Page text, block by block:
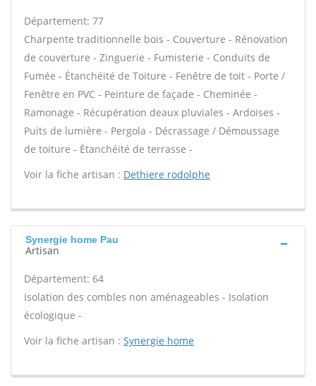
Département: 77
Charpente traditionnelle bois - Couverture - Rénovation
de couverture - Zinguerie - Fumisterie - Conduits de
Fumée - Étanchéité de Toiture - Fenêtre de toit - Porte /
Fenêtre en PVC - Peinture de façade - Cheminée -
Ramonage - Récupération deaux pluviales - Ardoises -
Puits de lumière - Pergola - Décrassage / Démoussage
de toiture - Étanchéité de terrasse -
Voir la fiche artisan : Dethiere rodolphe
Synergie home Pau
Artisan
Département: 64
Isolation des combles non aménageables - Isolation
écologique -
Voir la fiche artisan : Synergie home